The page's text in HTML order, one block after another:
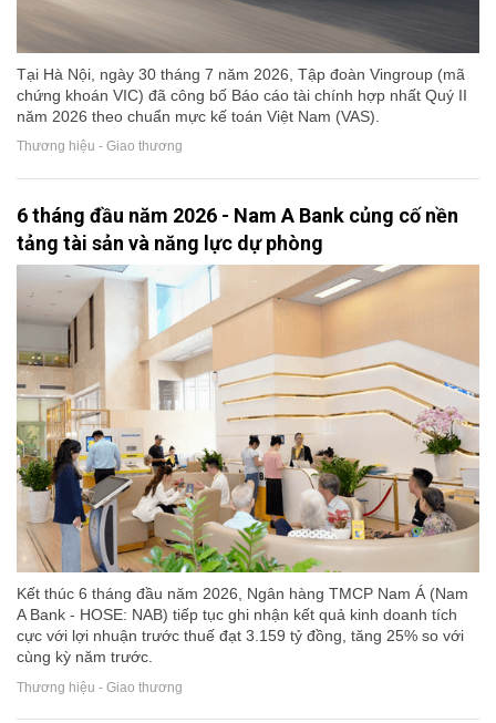
Tại Hà Nội, ngày 30 tháng 7 năm 2026, Tập đoàn Vingroup (mã
chứng khoán VIC) đã công bố Báo cáo tài chính hợp nhất Quý II
năm 2026 theo chuẩn mực kế toán Việt Nam (VAS).
Thương hiệu - Giao thương
6 tháng đầu năm 2026 - Nam A Bank củng cố nền
tảng tài sản và năng lực dự phòng
Kết thúc 6 tháng đầu năm 2026, Ngân hàng TMCP Nam Á (Nam
A Bank - HOSE: NAB) tiếp tục ghi nhận kết quả kinh doanh tích
cực với lợi nhuận trước thuế đạt 3.159 tỷ đồng, tăng 25% so với
cùng kỳ năm trước.
Thương hiệu - Giao thương